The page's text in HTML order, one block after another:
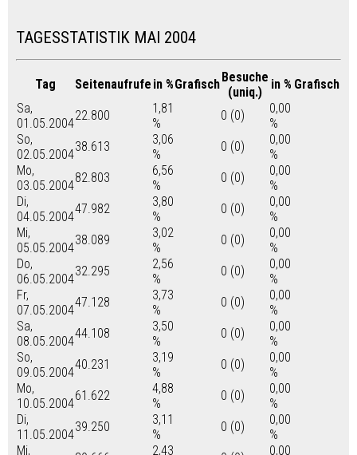
TAGESSTATISTIK MAI 2004
Tag Seitenaufrufe in %GrafischBesuche
(uniq.)
in % Grafisch
Sa,
01.05.2004
22.800
1,81
%
0 (0)
0,00
%
So,
02.05.2004
38.613
3,06
%
0 (0)
0,00
%
Mo,
03.05.2004
82.803
6,56
%
0 (0)
0,00
%
Di,
04.05.2004
47.982
3,80
%
0 (0)
0,00
%
Mi,
05.05.2004
38.089
3,02
%
0 (0)
0,00
%
Do,
06.05.2004
32.295
2,56
%
0 (0)
0,00
%
Fr,
07.05.2004
47.128
3,73
%
0 (0)
0,00
%
Sa,
08.05.2004
44.108
3,50
%
0 (0)
0,00
%
So,
09.05.2004
40.231
3,19
%
0 (0)
0,00
%
Mo,
10.05.2004
61.622
4,88
%
0 (0)
0,00
%
Di,
11.05.2004
39.250
3,11
%
0 (0)
0,00
%
Mi,
2,43
0,00